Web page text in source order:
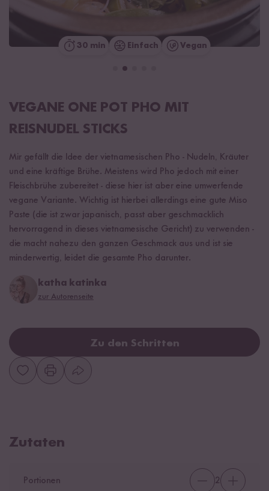
30 min Einfach Vegan
VEGANE ONE POT PHO MIT
REISNUDEL STICKS
Mir gefällt die Idee der vietnamesischen Pho - Nudeln, Kräuter
und eine kräftige Brühe. Meistens wird Pho jedoch mit einer
Fleischbrühe zubereitet - diese hier ist aber eine umwerfende
vegane Variante. Wichtig ist hierbei allerdings eine gute Miso
Paste (die ist zwar japanisch, passt aber geschmacklich
hervorragend in dieses vietnamesische Gericht) zu verwenden -
die macht nahezu den ganzen Geschmack aus und ist sie
minderwertig, leidet die gesamte Pho darunter.
katha katinka
zur Autorenseite
Zu den Schritten
Zutaten
Portionen 2